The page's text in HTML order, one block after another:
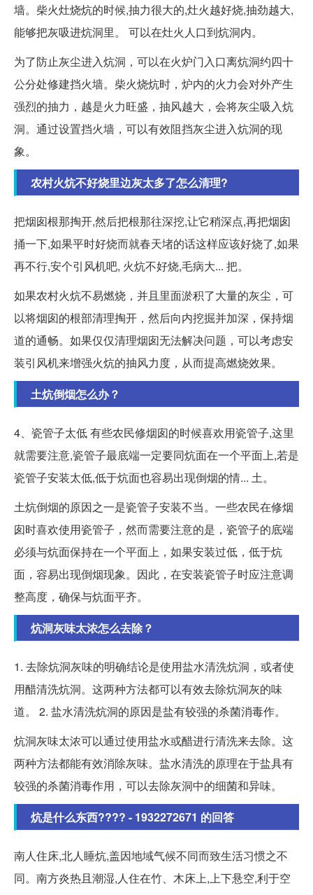
墙。柴火灶烧炕的时候,抽力很大的,灶火越好烧,抽劲越大,
能够把灰吸进炕洞里。 可以在灶火人口到炕洞内。
为了防止灰尘进入炕洞，可以在火炉门入口离炕洞约四十
公分处修建挡火墙。柴火烧炕时，炉内的火力会对外产生
强烈的抽力，越是火力旺盛，抽风越大，会将灰尘吸入炕
洞。通过设置挡火墙，可以有效阻挡灰尘进入炕洞的现
象。
农村火炕不好烧里边灰太多了怎么清理?
把烟囱根那掏开,然后把根那往深挖,让它稍深点,再把烟囱
捅一下,如果平时好烧而就春天堵的话这样应该好烧了,如果
再不行,安个引风机吧, 火炕不好烧,毛病大... 把。
如果农村火炕不易燃烧，并且里面淤积了大量的灰尘，可
以将烟囱的根部清理掏开，然后向内挖掘并加深，保持烟
道的通畅。如果仅仅清理烟囱无法解决问题，可以考虑安
装引风机来增强火炕的抽风力度，从而提高燃烧效果。
土炕倒烟怎么办？
4、瓷管子太低 有些农民修烟囱的时候喜欢用瓷管子,这里
就需要注意,瓷管子最底端一定要同炕面在一个平面上,若是
瓷管子安装太低,低于炕面也容易出现倒烟的情... 土。
土炕倒烟的原因之一是瓷管子安装不当。一些农民在修烟
囱时喜欢使用瓷管子，然而需要注意的是，瓷管子的底端
必须与炕面保持在一个平面上，如果安装过低，低于炕
面，容易出现倒烟现象。因此，在安装瓷管子时应注意调
整高度，确保与炕面平齐。
炕洞灰味太浓怎么去除？
1. 去除炕洞灰味的明确结论是使用盐水清洗炕洞，或者使
用醋清洗炕洞。这两种方法都可以有效去除炕洞灰的味
道。 2. 盐水清洗炕洞的原因是盐有较强的杀菌消毒作。
炕洞灰味太浓可以通过使用盐水或醋进行清洗来去除。这
两种方法都能有效消除灰味。盐水清洗的原理在于盐具有
较强的杀菌消毒作用，可以去除灰洞中的细菌和异味。
炕是什么东西???? - 1932272671 的回答
南人住床,北人睡炕,盖因地域气候不同而致生活习惯之不
同。南方炎热且潮湿,人住在竹、木床上,上下悬空,利于空